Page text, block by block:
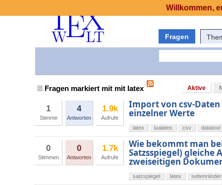
Fragen
Fragen markiert mit mit latex Aktive
1
Stimme
4
Antworten
1.9k
Aufrufe
Import von csv-
einzelner Werte
latex lualatex csv datatool
0
Stimmen
0
Antworten
1.7k
Aufrufe
Wie bekommt man
Satzsspiegel) gleiche
zweiseitigen
satzspiegel latex seitenränder
Willkommen,